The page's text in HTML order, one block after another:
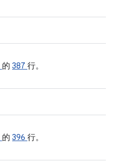
的 387 行。
的 396 行。